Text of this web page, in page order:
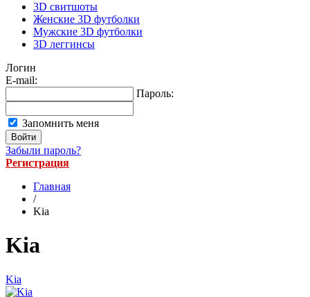
3D свитшоты
Женские 3D футболки
Мужские 3D футболки
3D леггинсы
Логин
E-mail:
Пароль:
Запомнить меня
Забыли пароль?
Регистрация
Главная
/
Kia
Kia
Kia